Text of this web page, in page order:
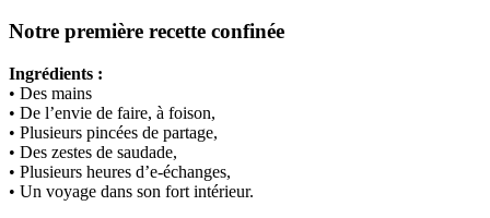
Notre première recette confinée
Ingrédients :
• Des mains
• De l’envie de faire, à foison,
• Plusieurs pincées de partage,
• Des zestes de saudade,
• Plusieurs heures d’e-échanges,
• Un voyage dans son fort intérieur.